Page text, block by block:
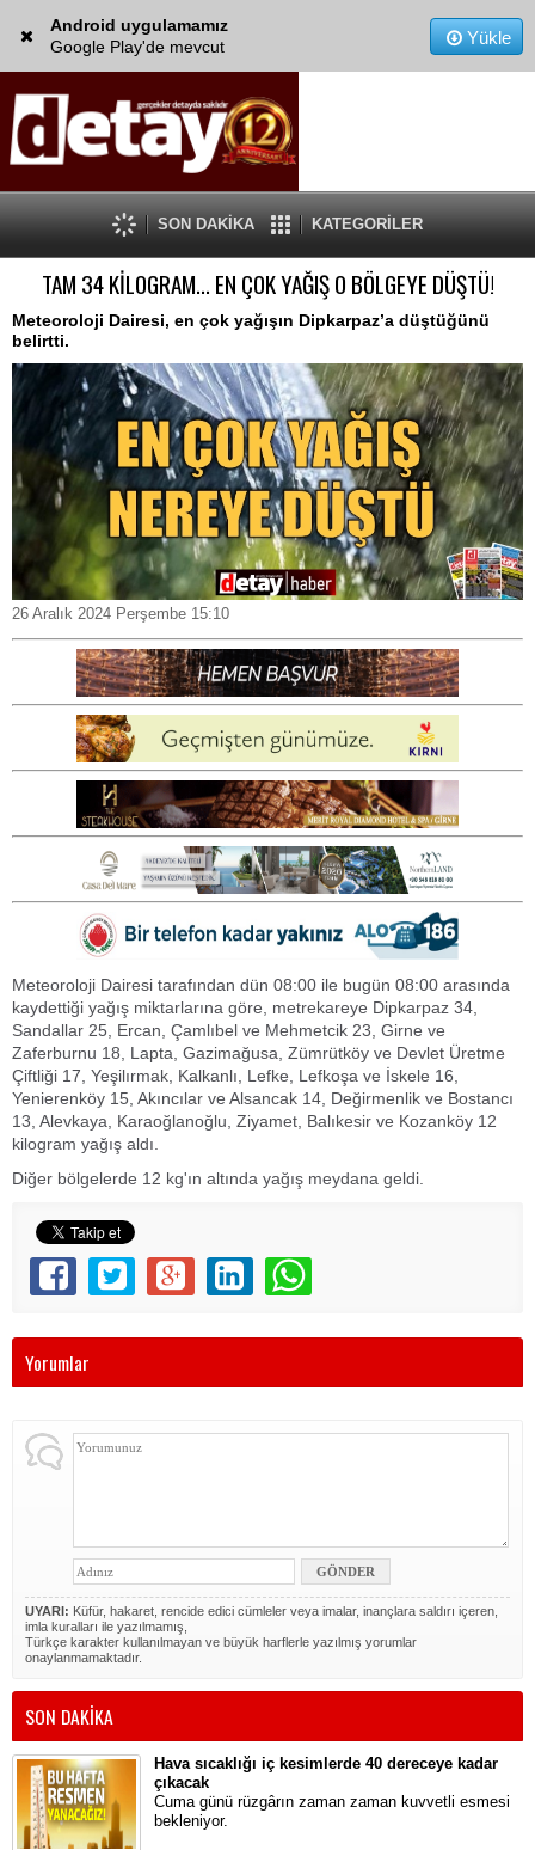
Android uygulamamız
Google Play'de mevcut
Yükle
SON DAKİKA KATEGORİLER
TAM 34 KİLOGRAM... EN ÇOK YAĞIŞ O BÖLGEYE DÜŞTÜ!
Meteoroloji Dairesi, en çok yağışın Dipkarpaz’a düştüğünü
belirtti.
26 Aralık 2024 Perşembe 15:10
Meteoroloji Dairesi tarafından dün 08:00 ile bugün 08:00 arasında
kaydettiği yağış miktarlarına göre, metrekareye Dipkarpaz 34,
Sandallar 25, Ercan, Çamlıbel ve Mehmetcik 23, Girne ve
Zaferburnu 18, Lapta, Gazimağusa, Zümrütköy ve Devlet Üretme
Çiftliği 17, Yeşilırmak, Kalkanlı, Lefke, Lefkoşa ve İskele 16,
Yenierenköy 15, Akıncılar ve Alsancak 14, Değirmenlik ve Bostancı
13, Alevkaya, Karaoğlanoğlu, Ziyamet, Balıkesir ve Kozanköy 12
kilogram yağış aldı.
Diğer bölgelerde 12 kg'ın altında yağış meydana geldi.
Yorumlar
UYARI: Küfür, hakaret, rencide edici cümleler veya imalar, inançlara saldırı içeren,
imla kuralları ile yazılmamış,
Türkçe karakter kullanılmayan ve büyük harflerle yazılmış yorumlar
onaylanmamaktadır.
SON DAKİKA
Hava sıcaklığı iç kesimlerde 40 dereceye kadar
çıkacak
Cuma günü rüzgârın zaman zaman kuvvetli esmesi
bekleniyor.